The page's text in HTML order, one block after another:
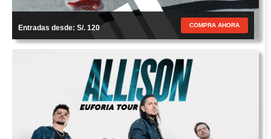
Entradas desde: S/. 120 COMPRA AHORA